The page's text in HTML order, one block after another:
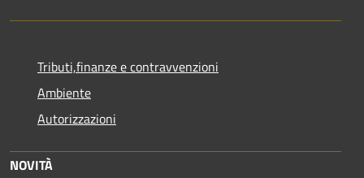
Tributi,finanze e contravvenzioni
Ambiente
Autorizzazioni
NOVITÀ